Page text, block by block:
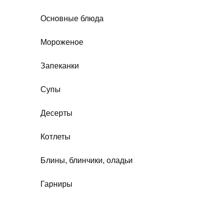
Основные блюда
Мороженое
Запеканки
Супы
Десерты
Котлеты
Блины, блинчики, оладьи
Гарниры